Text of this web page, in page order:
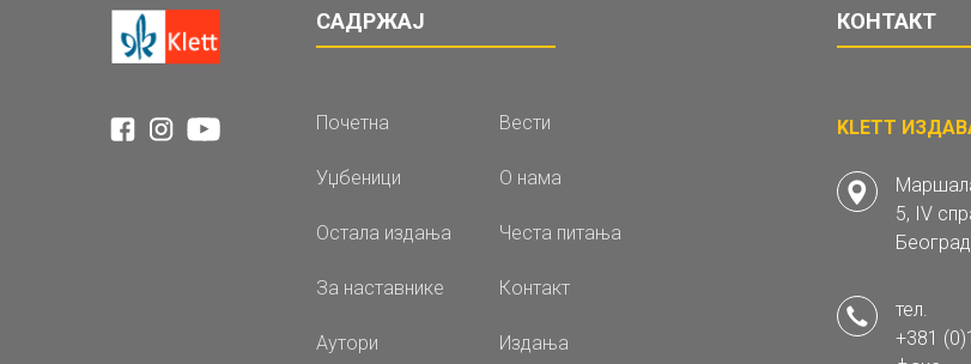
САДРЖАЈ
Почетна Вести
Уџбеници О нама
Остала издања Честа питања
За наставнике Контакт
Аутори Издања
КОНТАКТ
KLETT
5, IV
Београд
тел.
+381